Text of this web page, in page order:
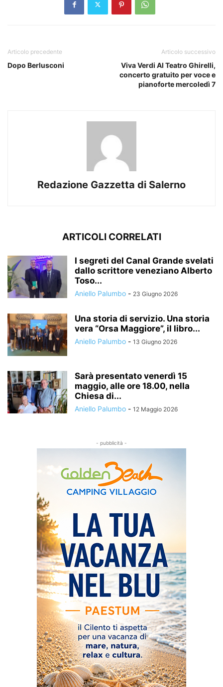
Articolo precedente
Dopo Berlusconi
Articolo successivo
Viva Verdi Al Teatro Ghirelli,
concerto gratuito per voce e
pianoforte mercoledì 7
Redazione Gazzetta di Salerno
ARTICOLI CORRELATI
I segreti del Canal Grande svelati
dallo scrittore veneziano Alberto
Toso...
Aniello Palumbo - 23 Giugno 2026
Una storia di servizio. Una storia
vera “Orsa Maggiore”, il libro...
Aniello Palumbo - 13 Giugno 2026
Sarà presentato venerdì 15
maggio, alle ore 18.00, nella
Chiesa di...
Aniello Palumbo - 12 Maggio 2026
- pubblicità -